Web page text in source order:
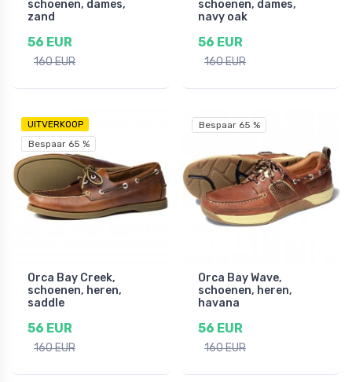
schoenen, dames,
zand
56 EUR
160 EUR
schoenen, dames,
navy oak
56 EUR
160 EUR
UITVERKOOP
Bespaar 65 %
Orca Bay Creek,
schoenen, heren,
saddle
56 EUR
160 EUR
Bespaar 65 %
Orca Bay Wave,
schoenen, heren,
havana
56 EUR
160 EUR